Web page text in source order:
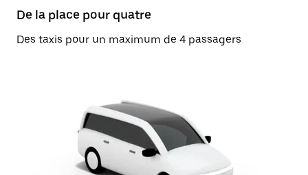
De la place pour quatre
Des taxis pour un maximum de 4 passagers